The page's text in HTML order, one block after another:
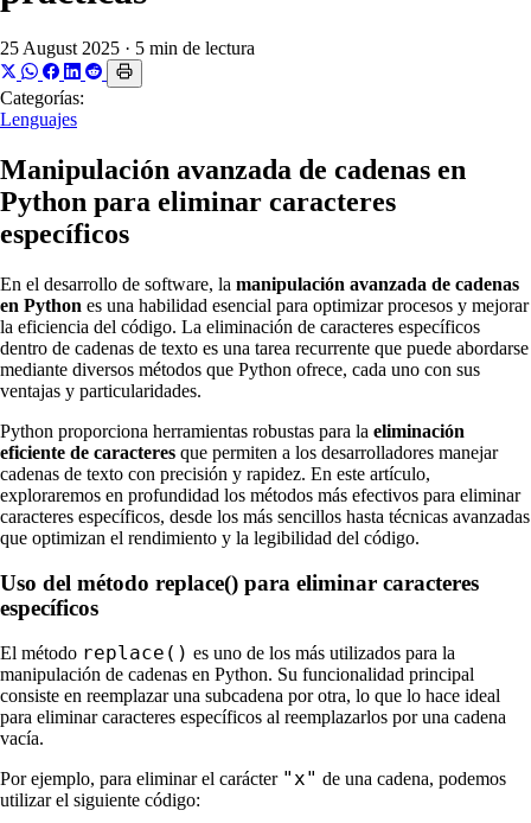
25 August 2025 · 5 min de lectura
Categorías:
Lenguajes
Manipulación avanzada de cadenas en
Python para eliminar caracteres
específicos
En el desarrollo de software, la manipulación avanzada de cadenas
en Python es una habilidad esencial para optimizar procesos y mejorar
la eficiencia del código. La eliminación de caracteres específicos
dentro de cadenas de texto es una tarea recurrente que puede abordarse
mediante diversos métodos que Python ofrece, cada uno con sus
ventajas y particularidades.
Python proporciona herramientas robustas para la eliminación
eficiente de caracteres que permiten a los desarrolladores manejar
cadenas de texto con precisión y rapidez. En este artículo,
exploraremos en profundidad los métodos más efectivos para eliminar
caracteres específicos, desde los más sencillos hasta técnicas avanzadas
que optimizan el rendimiento y la legibilidad del código.
Uso del método replace() para eliminar caracteres
específicos
El método replace() es uno de los más utilizados para la
manipulación de cadenas en Python. Su funcionalidad principal
consiste en reemplazar una subcadena por otra, lo que lo hace ideal
para eliminar caracteres específicos al reemplazarlos por una cadena
vacía.
Por ejemplo, para eliminar el carácter "x" de una cadena, podemos
utilizar el siguiente código: